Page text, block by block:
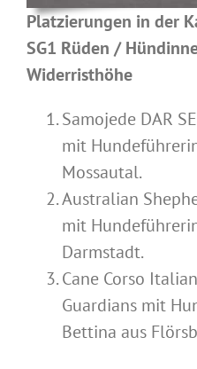
Platzierungen in der
SG1 Rüden /
Widerristhöhe
Samojede DAR
mit
Mossautal.
Australian
mit
Darmstadt.
Cane Corso
Guardians mit
Bettina aus